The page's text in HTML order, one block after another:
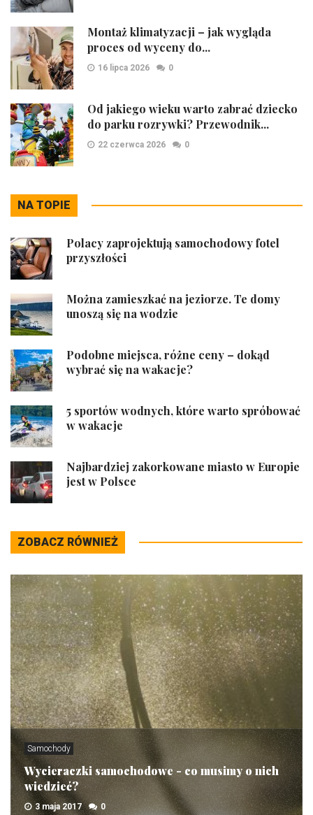
Montaż klimatyzacji – jak wygląda
proces od wyceny do...
16 lipca 2026 0
Od jakiego wieku warto zabrać dziecko
do parku rozrywki? Przewodnik...
22 czerwca 2026 0
NA TOPIE
Polacy zaprojektują samochodowy fotel
przyszłości
Można zamieszkać na jeziorze. Te domy
unoszą się na wodzie
Podobne miejsca, różne ceny – dokąd
wybrać się na wakacje?
5 sportów wodnych, które warto spróbować
w wakacje
Najbardziej zakorkowane miasto w Europie
jest w Polsce
ZOBACZ RÓWNIEŻ
Samochody
Wycieraczki samochodowe - co musimy o nich
wiedzieć?
3 maja 2017 0